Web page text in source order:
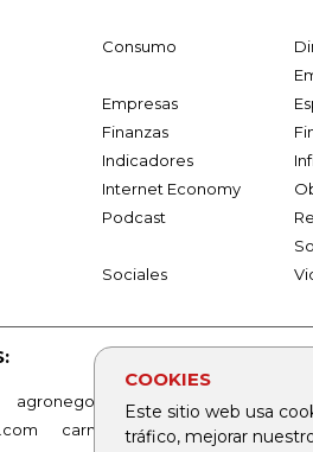
COOKIES
Este sitio web usa
tráfico, mejorar
Consumo
Empresas
Finanzas
Indicadores
Internet Economy
Podcast
Sociales
agronegocios.co
carnavalindustriacultural.com